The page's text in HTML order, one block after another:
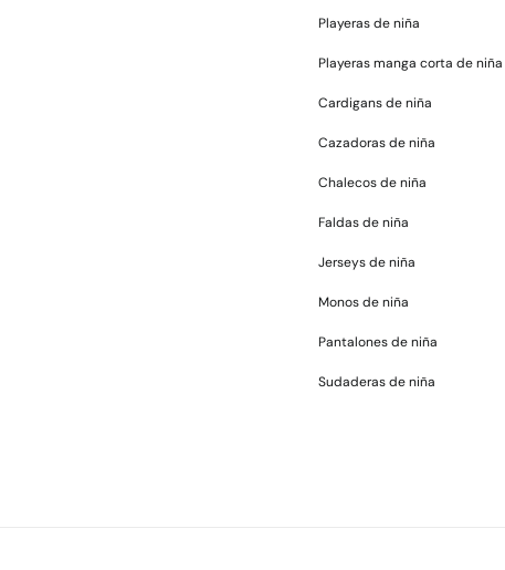
Playeras de niña
Playeras manga corta de niña
Cardigans de niña
Cazadoras de niña
Chalecos de niña
Faldas de niña
Jerseys de niña
Monos de niña
Pantalones de niña
Sudaderas de niña